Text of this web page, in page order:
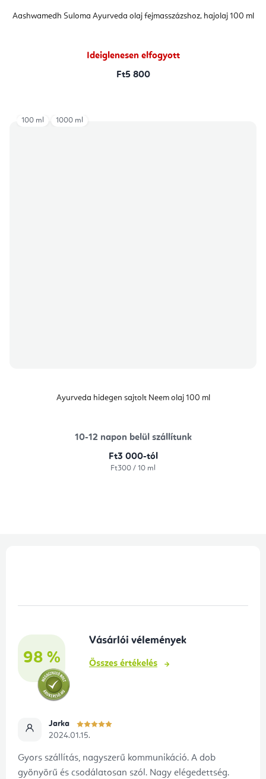
Aashwamedh Suloma Ayurveda olaj fejmasszázshoz, hajolaj 100 ml
Ideiglenesen elfogyott
Ft5 800
Ayurveda hidegen sajtolt Neem olaj 100 ml
10-12 napon belül szállítunk
Ft3 000-tól
Egységár:
Ft300 / 10 ml
100 ml 1000 ml
98 %
Vásárlói vélemények
Összes értékelés
Jarka
2024.01.15.
Gyors szállítás, nagyszerű kommunikáció. A dob
gyönyörű és csodálatosan szól. Nagy elégedettség.